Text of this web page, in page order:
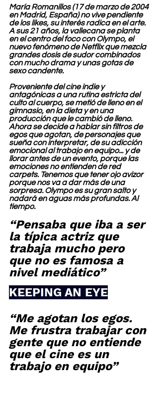
María Romanillos (17 de marzo de 2004
en Madrid, España) no vive pendiente
de los likes, su interés radica en el arte.
A sus 21 años, la vallecana se planta
en el centro del foco con Olympo, el
nuevo fenómeno de Netflix que mezcla
grandes dosis de sudor combinados
con mucho drama y unas gotas de
sexo candente.
Proveniente del cine indie y
antagónicas a una rutina estricta del
culto al cuerpo, se metió de lleno en el
gimnasio, en la dieta y en una
producción que le cambió de lleno.
Ahora se decide a hablar sin filtros de
egos que agotan, de personajes que
sueña con interpretar, de su adicción
emocional al trabajo en equipo... y de
llorar antes de un evento, porque las
emociones no entienden de red
carpets. Tenemos que tener ojo avizor
porque nos va a dar más de una
sorpresa. Olympo es su gran salto y
nadará en aguas más profundas. Al
tiempo.
“Pensaba que iba a ser
la típica actriz que
trabaja mucho pero
que no es famosa a
nivel mediático”
KEEPING AN EYE
“Me agotan los egos.
Me frustra trabajar con
gente que no entiende
que el cine es un
trabajo en equipo”